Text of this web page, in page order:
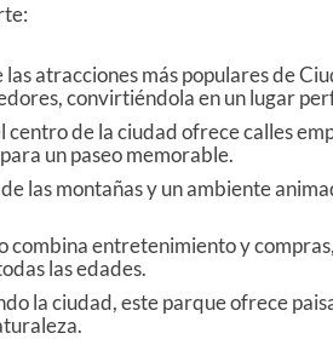
las atracciones más populares de
convirtiéndola en un lugar
de la ciudad ofrece calles
un paseo memorable.
las montañas y un ambiente
combina entretenimiento y
las edades.
la ciudad, este parque ofrece